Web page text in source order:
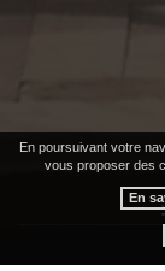
En poursuivant votre
vous proposer des
En